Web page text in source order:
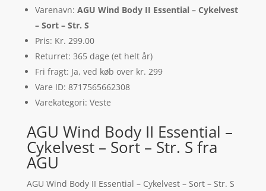
Varenavn: AGU Wind Body II Essential – Cykelvest
– Sort – Str. S
Pris: Kr. 299.00
Returret: 365 dage (et helt år)
Fri fragt: Ja, ved køb over kr. 299
Vare ID: 8717565662308
Varekategori: Veste
AGU Wind Body II Essential –
Cykelvest – Sort – Str. S fra
AGU
AGU Wind Body II Essential – Cykelvest – Sort – Str. S